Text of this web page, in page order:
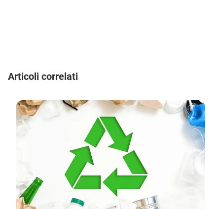
Articoli correlati